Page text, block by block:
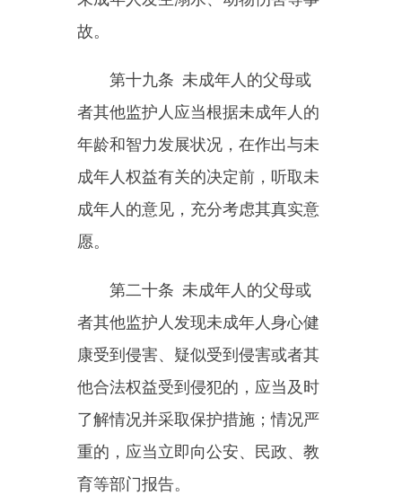
责的，应当委托具有照护能力的完
当理由的，不得委托他人代为照
护。
未成年人的父母或者其他监护
人在确定被委托人时，应当综合考
虑其道德品质、家庭状况、身心健
康状况、与未成年人生活情感上的
力未成年人的意见。
（一）曾实施性侵害、虐待、
遗弃、拐卖、暴力伤害等违法犯罪